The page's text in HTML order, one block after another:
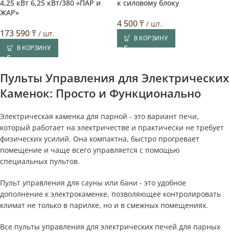
4,25 кВт 6,25 кВт/380 «ПАР и
ЖАР»
173 590₸ / шт.
В КОРЗИНУ
к силовому блоку
4 500₸ / шт.
В КОРЗИНУ
Пульты Управления для Электрических
Каменок: Просто и Функционально
Электрическая каменка для парной - это вариант печи,
который работает на электричестве и практически не требует
физических усилий. Она компактна, быстро прогревает
помещение и чаще всего управляется с помощью
специальных пультов.
Пульт управления для сауны или бани - это удобное
дополнение к электрокаменке, позволяющее контролировать
климат не только в парилке, но и в смежных помещениях.
Все пульты управления для электрических печей для парных